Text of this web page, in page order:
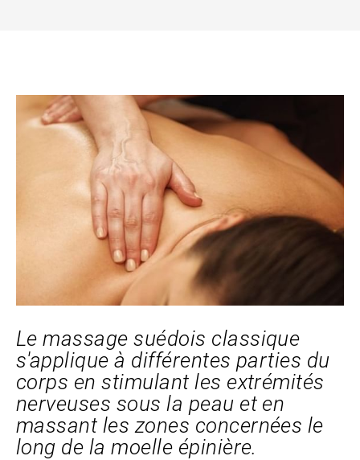
Le massage suédois classique
s'applique à différentes parties du
corps en stimulant les extrémités
nerveuses sous la peau et en
massant les zones concernées le
long de la moelle épinière.